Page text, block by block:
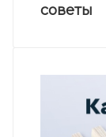
советы